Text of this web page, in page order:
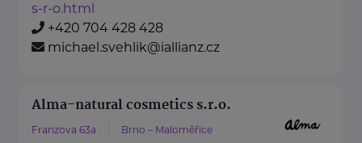
s-r-o.html
+420 704 428 428
michael.svehlik@iallianz.cz
Alma-natural cosmetics s.r.o.
Franzova 63a Brno – Maloměřice